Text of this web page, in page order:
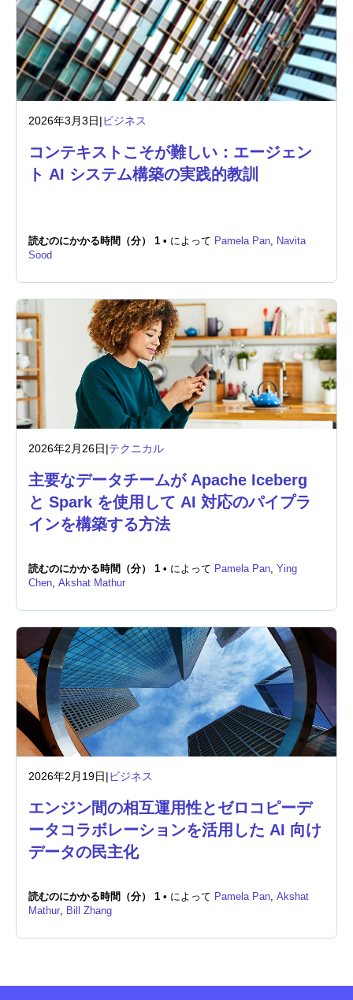
2026年3月3日|ビジネス
コンテキストこそが難しい：エージェン
ト AI システム構築の実践的教訓
読むのにかかる時間（分） 1 • によって Pamela Pan, Navita
Sood
2026年2月26日|テクニカル
主要なデータチームが Apache Iceberg
と Spark を使用して AI 対応のパイプラ
インを構築する方法
読むのにかかる時間（分） 1 • によって Pamela Pan, Ying
Chen, Akshat Mathur
2026年2月19日|ビジネス
エンジン間の相互運用性とゼロコピーデ
ータコラボレーションを活用した AI 向け
データの民主化
読むのにかかる時間（分） 1 • によって Pamela Pan, Akshat
Mathur, Bill Zhang